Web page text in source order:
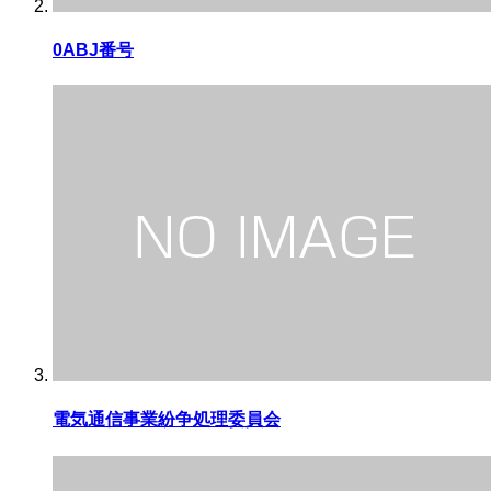
0ABJ番号
電気通信事業紛争処理委員会